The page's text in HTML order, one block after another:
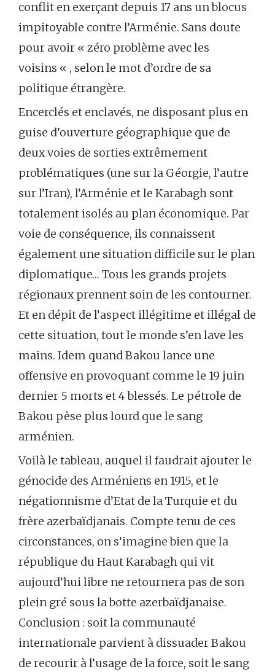
conflit en exerçant depuis 17 ans un blocus
impitoyable contre l’Arménie. Sans doute
pour avoir « zéro problème avec les
voisins « , selon le mot d’ordre de sa
politique étrangère.
Encerclés et enclavés, ne disposant plus en
guise d’ouverture géographique que de
deux voies de sorties extrêmement
problématiques (une sur la Géorgie, l’autre
sur l’Iran), l’Arménie et le Karabagh sont
totalement isolés au plan économique. Par
voie de conséquence, ils connaissent
également une situation difficile sur le plan
diplomatique… Tous les grands projets
régionaux prennent soin de les contourner.
Et en dépit de l’aspect illégitime et illégal de
cette situation, tout le monde s’en lave les
mains. Idem quand Bakou lance une
offensive en provoquant comme le 19 juin
dernier 5 morts et 4 blessés. Le pétrole de
Bakou pèse plus lourd que le sang
arménien.
Voilà le tableau, auquel il faudrait ajouter le
génocide des Arméniens en 1915, et le
négationnisme d’Etat de la Turquie et du
frère azerbaïdjanais. Compte tenu de ces
circonstances, on s’imagine bien que la
république du Haut Karabagh qui vit
aujourd’hui libre ne retournera pas de son
plein gré sous la botte azerbaïdjanaise.
Conclusion : soit la communauté
internationale parvient à dissuader Bakou
de recourir à l’usage de la force, soit le sang